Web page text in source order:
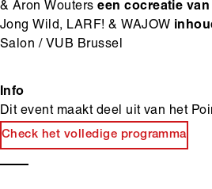
& Aron Wouterseen cocreatie van
Jong Wild, LARF! & WAJOW
Salon / VUB Brussel
Info
Dit event maakt deel uit van het
Check het volledige programma